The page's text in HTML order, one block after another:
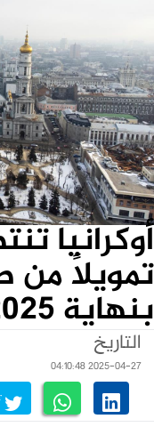
تمويلاً من
بنهاية 2025
التاريخ
2025-04-27 04:10:48